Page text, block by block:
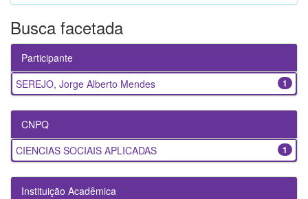
Busca facetada
Participante
1
SEREJO, Jorge Alberto Mendes
CNPQ
1
CIENCIAS SOCIAIS APLICADAS
Instituição Acadêmica